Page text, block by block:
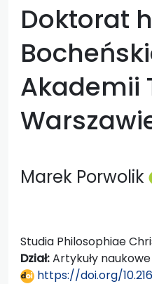
Doktorat
Akademii
Marek Porwolik
Studia Philosophiae
Dział:Artykuły naukowe
https://doi.org/